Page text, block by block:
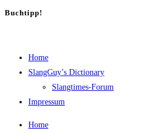
Buch­tipp!
Home
SlangGuy’s Dic­tion­a­ry
Slang­times-Forum
Impres­sum
Home